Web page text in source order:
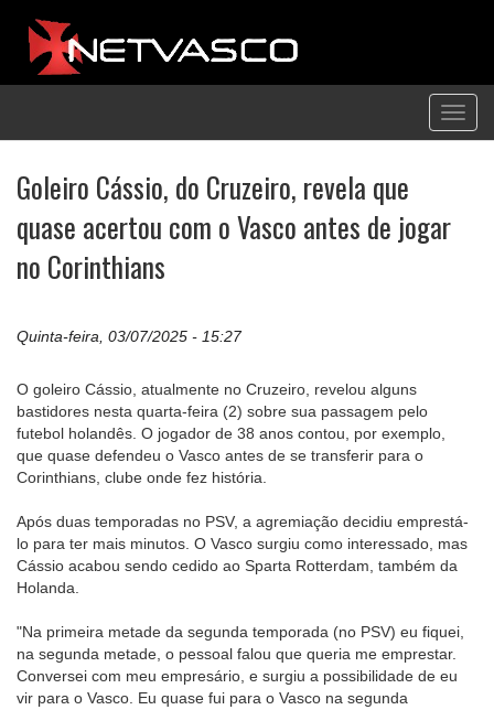
Goleiro Cássio, do Cruzeiro, revela que
quase acertou com o Vasco antes de jogar
no Corinthians
Quinta-feira, 03/07/2025 - 15:27
O goleiro Cássio, atualmente no Cruzeiro, revelou alguns
bastidores nesta quarta-feira (2) sobre sua passagem pelo
futebol holandês. O jogador de 38 anos contou, por exemplo,
que quase defendeu o Vasco antes de se transferir para o
Corinthians, clube onde fez história.
Após duas temporadas no PSV, a agremiação decidiu emprestá-
lo para ter mais minutos. O Vasco surgiu como interessado, mas
Cássio acabou sendo cedido ao Sparta Rotterdam, também da
Holanda.
"Na primeira metade da segunda temporada (no PSV) eu fiquei,
na segunda metade, o pessoal falou que queria me emprestar.
Conversei com meu empresário, e surgiu a possibilidade de eu
vir para o Vasco. Eu quase fui para o Vasco na segunda